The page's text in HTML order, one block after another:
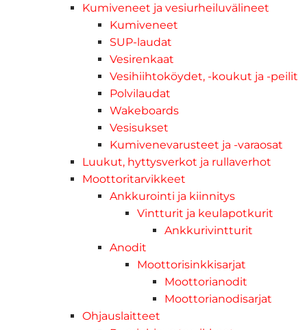
Kumiveneet ja vesiurheiluvälineet
Kumiveneet
SUP-laudat
Vesirenkaat
Vesihiihtoköydet, -koukut ja -peilit
Polvilaudat
Wakeboards
Vesisukset
Kumivenevarusteet ja -varaosat
Luukut, hyttysverkot ja rullaverhot
Moottoritarvikkeet
Ankkurointi ja kiinnitys
Vintturit ja keulapotkurit
Ankkurivintturit
Anodit
Moottorisinkkisarjat
Moottorianodit
Moottorianodisarjat
Ohjauslaitteet